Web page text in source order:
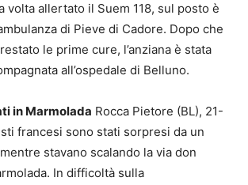
volta allertato il Suem 118, sul posto è
di Pieve di Cadore. Dopo che
le prime cure, l’anziana è stata
all’ospedale di Belluno.
in Marmolada Rocca Pietore (BL), 21-
francesi sono stati sorpresi da un
stavano scalando la via don
In difficoltà sulla